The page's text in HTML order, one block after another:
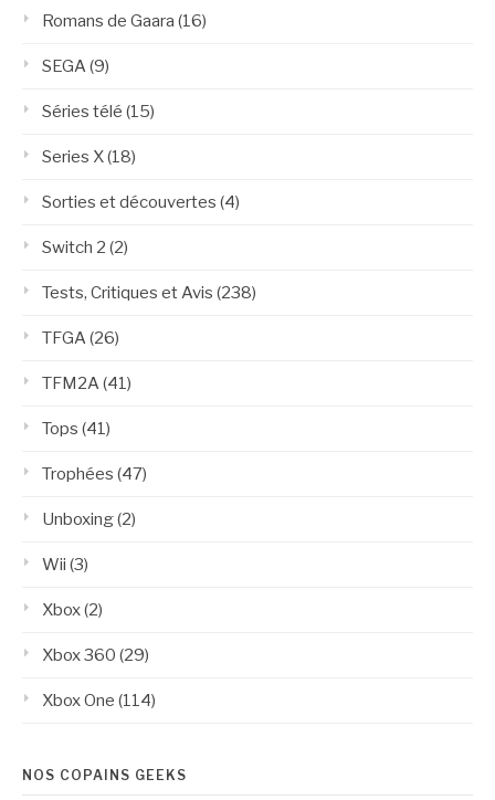
Romans de Gaara (16)
SEGA(9)
Séries télé (15)
Series X(18)
Sorties et découvertes (4)
Switch 2 (2)
Tests, Critiques et Avis (238)
TFGA(26)
TFM2A(41)
Tops (41)
Trophées (47)
Unboxing(2)
Wii (3)
Xbox(2)
Xbox 360 (29)
Xbox One (114)
NOS COPAINS GEEKS